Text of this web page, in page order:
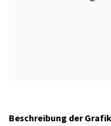
Beschreibung der Grafik